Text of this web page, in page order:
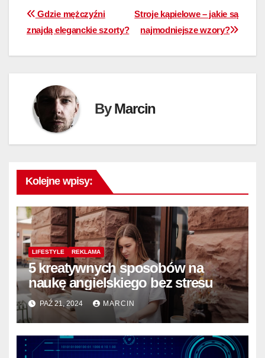
Nawigacja
wpisu
Stroje kąpielowe – jakie są
najmodniejsze wzory?
Gdzie mężczyźni
znajdą eleganckie szorty?
ByMarcin
Kolejne wpisy:
LIFESTYLE REKLAMA
5 kreatywnych sposobów na
naukę angielskiego bez stresu
PAŹ 21, 2024 MARCIN